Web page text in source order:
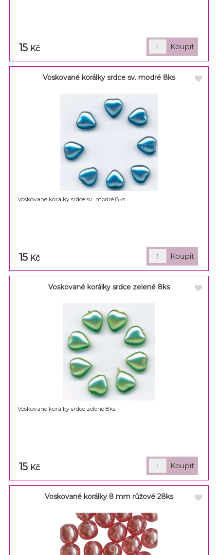
15 Kč
Voskované korálky srdce sv. modré 8ks
Voskované korálky srdce sv. modré 8ks
15 Kč
Voskované korálky srdce zelené 8ks
Voskované korálky srdce zelené 8ks
15 Kč
Voskované korálky 8 mm růžové 28ks